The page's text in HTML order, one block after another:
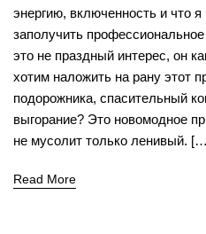
энергию, включенность и что
заполучить
это не праздный интерес, он
хотим наложить на рану этот
подорожника, спасительный
выгорание? Это новомодное
не мусолит только ленивый.
Read More